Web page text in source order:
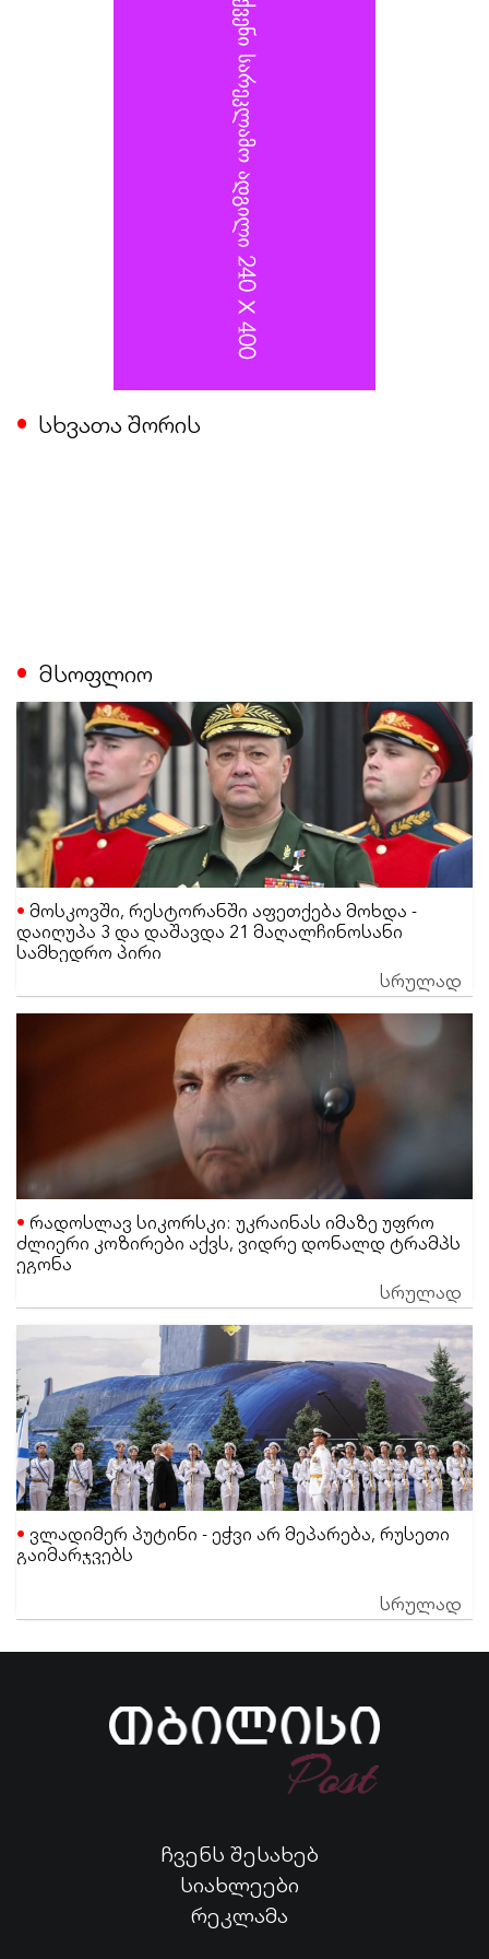
სხვათა შორის
მსოფლიო
მოსკოვში, რესტორანში აფეთქება მოხდა -
დაიღუპა 3 და დაშავდა 21 მაღალჩინოსანი
სამხედრო პირი
სრულად
რადოსლავ სიკორსკი: უკრაინას იმაზე უფრო
ძლიერი კოზირები აქვს, ვიდრე დონალდ ტრამპს
ეგონა
სრულად
ვლადიმერ პუტინი - ეჭვი არ მეპარება, რუსეთი
გაიმარჯვებს
სრულად
ჩვენს შესახებ
სიახლეები
რეკლამა